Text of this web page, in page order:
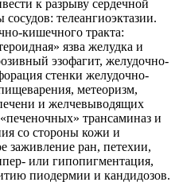
к разрыву сердечной
телеангиоэктазии.
кишечного тракта:
язва желудка и
эзофагит, желудочно-
стенки желудочно-
метеоризм,
и желчевыводящих
трансаминаз и
со стороны кожи и
заживление ран, петехии,
или гипопигментация,
пиодермии и кандидозов.